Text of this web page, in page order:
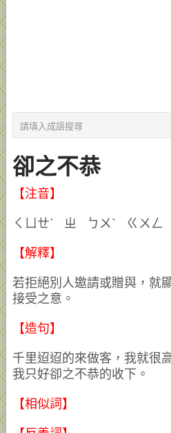
卻之不恭
【注音】
ㄑㄩㄝˋ ㄓ ㄅㄨˋ ㄍ
【解釋】
若拒絕別人邀請或贈與，就
接受之意。
【造句】
千里迢迢的來做客，我就很
我只好卻之不恭的收下。
【相似詞】